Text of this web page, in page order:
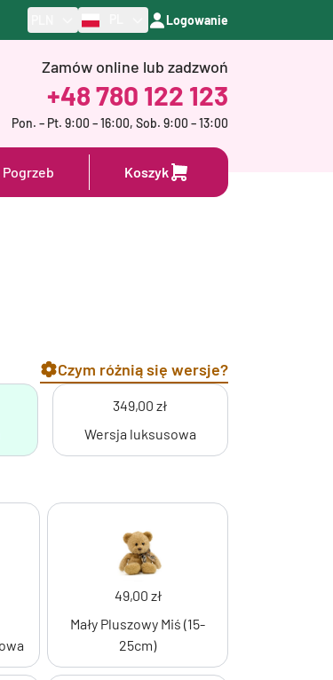
Logowanie
Zamów online lub zadzwoń
+48 780 122 123
Pon. – Pt. 9:00 – 16:00, Sob. 9:00 – 13:00
Pogrzeb Koszyk
Czym różnią się wersje?
349,00 zł
Wersja luksusowa
49,00 zł
Mały Pluszowy Miś (15-
25cm)